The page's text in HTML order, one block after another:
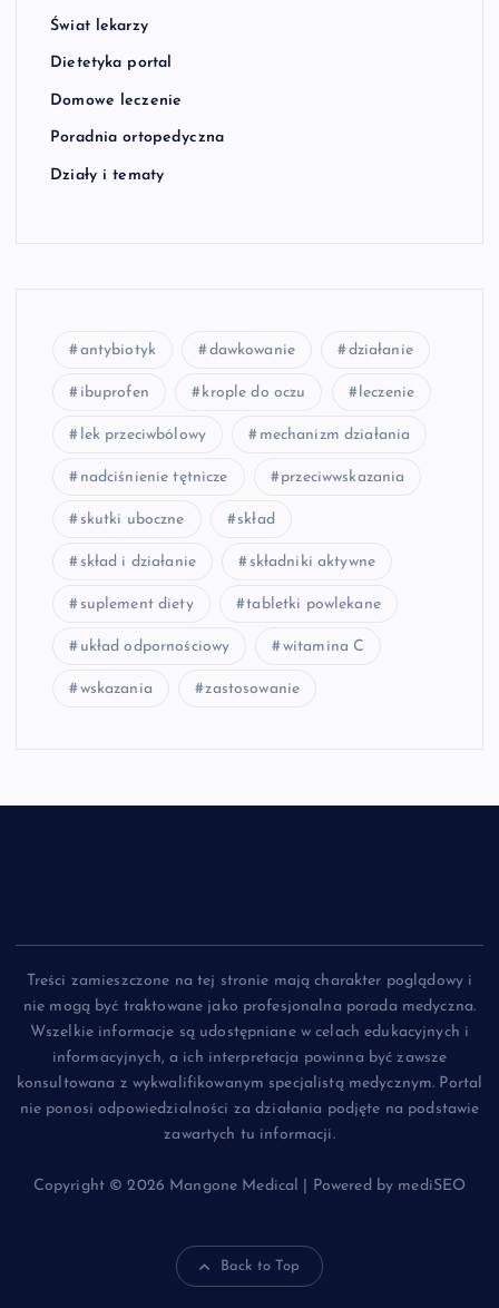
Świat lekarzy
Dietetyka portal
Domowe leczenie
Poradnia ortopedyczna
Działy i tematy
antybiotyk dawkowanie działanie
ibuprofen krople do oczu leczenie
lek przeciwbólowy mechanizm działania
nadciśnienie tętnicze przeciwwskazania
skutki uboczne skład
skład i działanie składniki aktywne
suplement diety tabletki powlekane
układ odpornościowy witamina C
wskazania zastosowanie
Treści zamieszczone na tej stronie mają charakter poglądowy i
nie mogą być traktowane jako profesjonalna porada medyczna.
Wszelkie informacje są udostępniane w celach edukacyjnych i
informacyjnych, a ich interpretacja powinna być zawsze
konsultowana z wykwalifikowanym specjalistą medycznym. Portal
nie ponosi odpowiedzialności za działania podjęte na podstawie
zawartych tu informacji.
Copyright © 2026 Mangone Medical | Powered by mediSEO
Back to Top